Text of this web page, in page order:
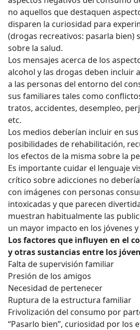
no aquellos que destaquen
disparen la curiosidad para
(drogas recreativos: pasarla bien)
sobre la salud.
Los mensajes acerca de los
alcohol y las drogas deben incluir
a las personas del entorno del
sus familiares tales como
tratos, accidentes, desempleo,
etc.
Los medios deberían incluir en
posibilidades de rehabilitación,
los efectos de la misma sobre la
Es importante cuidar el lenguaje
crítico sobre adicciones no
con imágenes con personas
intoxicadas y que parecen
muestran habitualmente las
un mayor impacto en los jóvenes
Los factores que influyen en el
y otras sustancias entre los
Falta de supervisión familiar
Presión de los amigos
Necesidad de pertenecer
Ruptura de la estructura familiar
Frivolización del consumo por
“Pasarlo bien”, curiosidad por los